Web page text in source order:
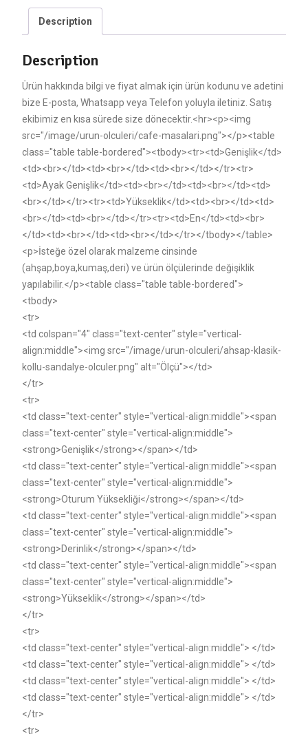
Description
Description
Ürün hakkında bilgi ve fiyat almak için ürün kodunu ve adetini
bize E-posta, Whatsapp veya Telefon yoluyla iletiniz. Satış
ekibimiz en kısa sürede size dönecektir.<hr><p><img
src="/image/urun-olculeri/cafe-masalari.png"></p><table
class="table table-bordered"><tbody><tr><td>Genişlik</td>
<td><br></td><td><br></td><td><br></td></tr><tr>
<td>Ayak Genişlik</td><td><br></td><td><br></td><td>
<br></td></tr><tr><td>Yükseklik</td><td><br></td><td>
<br></td><td><br></td></tr><tr><td>En</td><td><br>
</td><td><br></td><td><br></td></tr></tbody></table>
<p>İsteğe özel olarak malzeme cinsinde
(ahşap,boya,kumaş,deri) ve ürün ölçülerinde değişiklik
yapılabilir.</p><table class="table table-bordered">
<tbody>
<tr>
<td colspan="4" class="text-center" style="vertical-
align:middle"><img src="/image/urun-olculeri/ahsap-klasik-
kollu-sandalye-olculer.png" alt="Ölçü"></td>
</tr>
<tr>
<td class="text-center" style="vertical-align:middle"><span
class="text-center" style="vertical-align:middle">
<strong>Genişlik</strong></span></td>
<td class="text-center" style="vertical-align:middle"><span
class="text-center" style="vertical-align:middle">
<strong>Oturum Yüksekliği</strong></span></td>
<td class="text-center" style="vertical-align:middle"><span
class="text-center" style="vertical-align:middle">
<strong>Derinlik</strong></span></td>
<td class="text-center" style="vertical-align:middle"><span
class="text-center" style="vertical-align:middle">
<strong>Yükseklik</strong></span></td>
</tr>
<tr>
<td class="text-center" style="vertical-align:middle"> </td>
<td class="text-center" style="vertical-align:middle"> </td>
<td class="text-center" style="vertical-align:middle"> </td>
<td class="text-center" style="vertical-align:middle"> </td>
</tr>
<tr>